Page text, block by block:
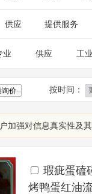
供应 提供服务
业 供应 工业
按时间：
加强对信息真实性及
瑕疵蛋磕
烤鸭蛋红油